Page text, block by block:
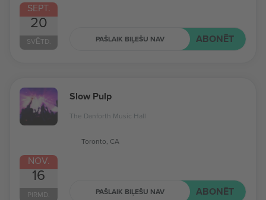
SEPT.
20
SVĒTD. PAŠLAIK BIĻEŠU NAV ABONĒT
NOV.
16
PIRMD.
Slow Pulp
The Danforth Music Hall
Toronto, CA
PAŠLAIK BIĻEŠU NAV ABONĒT